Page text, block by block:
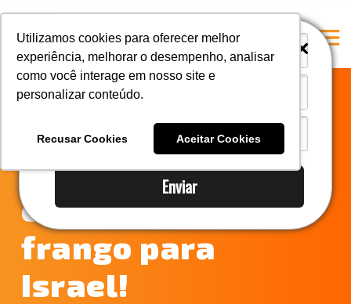
Enviar
Utilizamos cookies para oferecer melhor
experiência, melhorar o desempenho, analisar
como você interage em nosso site e
personalizar conteúdo.
Recusar Cookies Aceitar Cookies
i
i
A Mastersul
Responsabilidade social
Blog
Brasil se torna
pioneiro na
exportação de
frango para
Israel!